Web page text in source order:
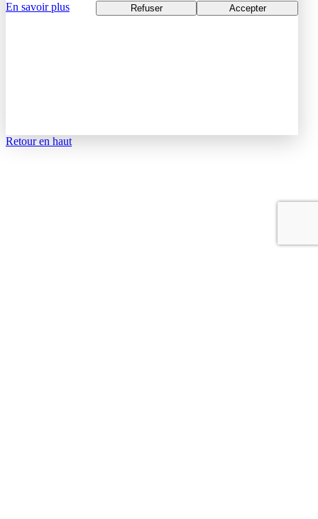
En savoir plus Refuser Accepter
Retour en haut